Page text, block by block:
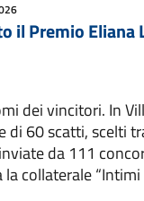
il Premio Eliana
dei vincitori. In
di 60 scatti, scelti
da 111
la collaterale